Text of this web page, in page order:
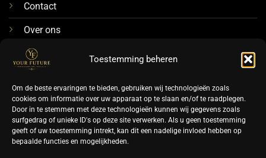
Toestemming beheren
Om de beste ervaringen te bieden, gebruiken wij technologieën zoals
cookies om informatie over uw apparaat op te slaan en/of te raadplegen.
Door in te stemmen met deze technologieën kunnen wij gegevens zoals
surfgedrag of unieke ID's op deze site verwerken. Als u geen toestemming
geeft of uw toestemming intrekt, kan dit een nadelige invloed hebben op
bepaalde functies en mogelijkheden.
Contact
Over ons
076-88 78 592